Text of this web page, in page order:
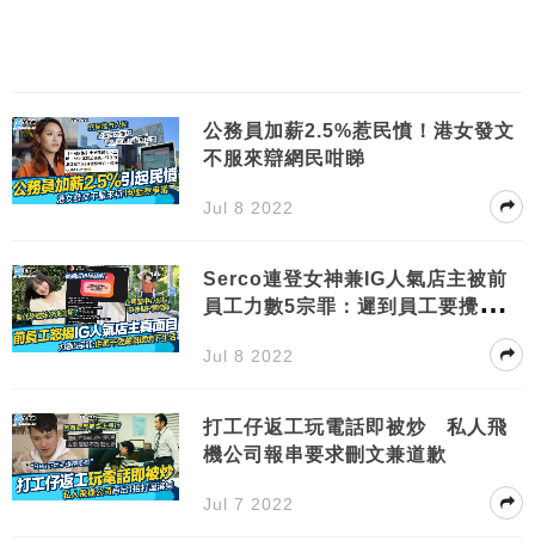
公務員加薪2.5%惹民憤！港女發文
不服來辯網民咁睇
Jul 8 2022
Serco連登女神兼IG人氣店主被前
員工力數5宗罪：遲到員工要攪珠罰
Jul 8 2022
打工仔返工玩電話即被炒 私人飛
機公司報串要求刪文兼道歉
Jul 7 2022